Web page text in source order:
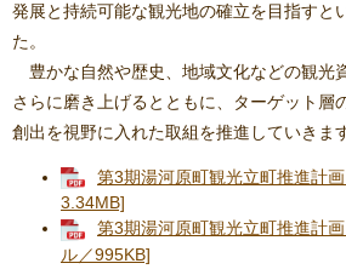
発展と持続可能な観光地の確立を目指すと
た。
豊かな自然や歴史、地域文化などの観光
さらに磨き上げるとともに、ターゲット層
創出を視野に入れた取組を推進していきます
第3期湯河原町観光立町推進計
3.34MB]
第3期湯河原町観光立町推進計
ル／995KB]